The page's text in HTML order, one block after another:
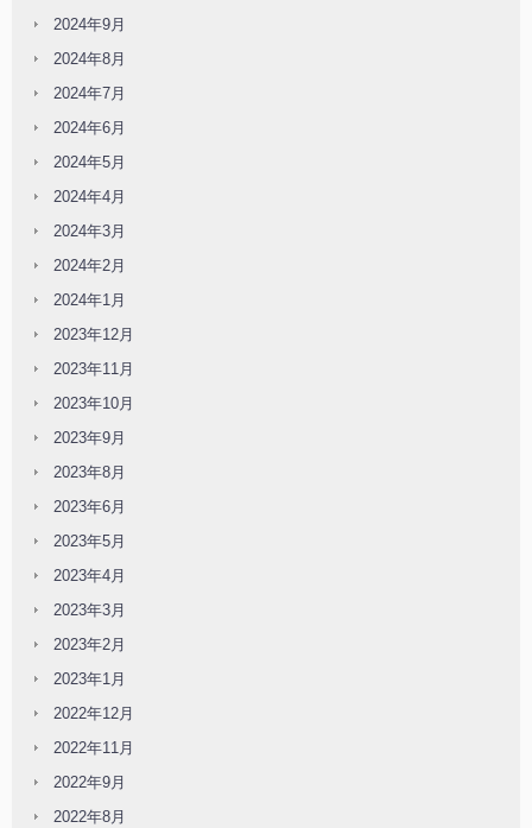
2024年9月
2024年8月
2024年7月
2024年6月
2024年5月
2024年4月
2024年3月
2024年2月
2024年1月
2023年12月
2023年11月
2023年10月
2023年9月
2023年8月
2023年6月
2023年5月
2023年4月
2023年3月
2023年2月
2023年1月
2022年12月
2022年11月
2022年9月
2022年8月